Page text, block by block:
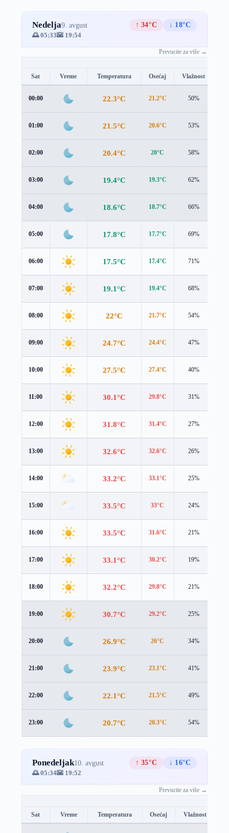
Nedelja9. avgust ↑ 34°C
↓ 18°C
🌅 05:33🌇 19:54
Prevucite za više →
Sat Vreme Temperatura Osećaj Vlažnost
00:00 22.3°C 21.2°C 50%
01:00 21.5°C 20.6°C 53%
02:00 20.4°C 20°C 58%
03:00 19.4°C 19.3°C 62%
04:00 18.6°C 18.7°C 66%
05:00 17.8°C 17.7°C 69%
06:00 17.5°C 17.4°C 71%
07:00 19.1°C 19.4°C 68%
08:00 22°C 21.7°C 54%
09:00 24.7°C 24.4°C 47%
10:00 27.5°C 27.4°C 40%
11:00 30.1°C 29.8°C 31%
12:00 31.8°C 31.4°C 27%
13:00 32.6°C 32.6°C 26%
14:00 33.2°C 33.1°C 25%
15:00 33.5°C 33°C 24%
16:00 33.5°C 31.6°C 21%
17:00 33.1°C 30.2°C 19%
18:00 32.2°C 29.8°C 21%
19:00 30.7°C 29.2°C 25%
20:00 26.9°C 26°C 34%
21:00 23.9°C 23.1°C 41%
22:00 22.1°C 21.5°C 49%
23:00 20.7°C 20.3°C 54%
Ponedeljak10. avgust ↑ 35°C
↓ 16°C
🌅 05:34🌇 19:52
Prevucite za više →
Sat Vreme Temperatura Osećaj Vlažnost